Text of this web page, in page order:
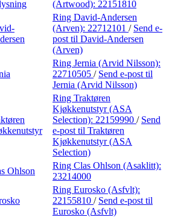
(Artwood): 22151810
Ring David-Andersen
(Arven): 22712101 / Send e-
post til David-Andersen
(Arven)
Ring Jernia (Arvid Nilsson):
22710505 / Send e-post til
Jernia (Arvid Nilsson)
Ring Traktøren
Kjøkkenutstyr (ASA
Selection): 22159990 / Send
e-post til Traktøren
Kjøkkenutstyr (ASA
Selection)
Ohlson
Ring Clas Ohlson (Asaklitt):
23214000
Ring Eurosko (Asfvlt):
22155810 / Send e-post til
Eurosko (Asfvlt)